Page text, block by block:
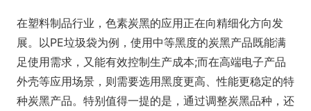
在塑料制品行业，色素炭黑的应用正在向精细化方向发
展。以PE垃圾袋为例，使用中等黑度的炭黑产品既能满
足使用需求，又能有效控制生产成本;而在高端电子产品
外壳等应用场景，则需要选用黑度更高、性能更稳定的特
种炭黑产品。特别值得一提的是，通过调整炭黑品种，还